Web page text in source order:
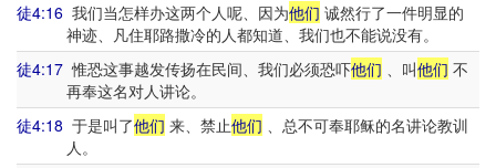
徒4:16 我们当怎样办这两个人呢、因为他们 诚然行了一件明显的
神迹、凡住耶路撒冷的人都知道、我们也不能说没有。
徒4:17 惟恐这事越发传扬在民间、我们必须恐吓他们 、叫他们 不
再奉这名对人讲论。
徒4:18 于是叫了他们 来、禁止他们 、总不可奉耶稣的名讲论教训
人。